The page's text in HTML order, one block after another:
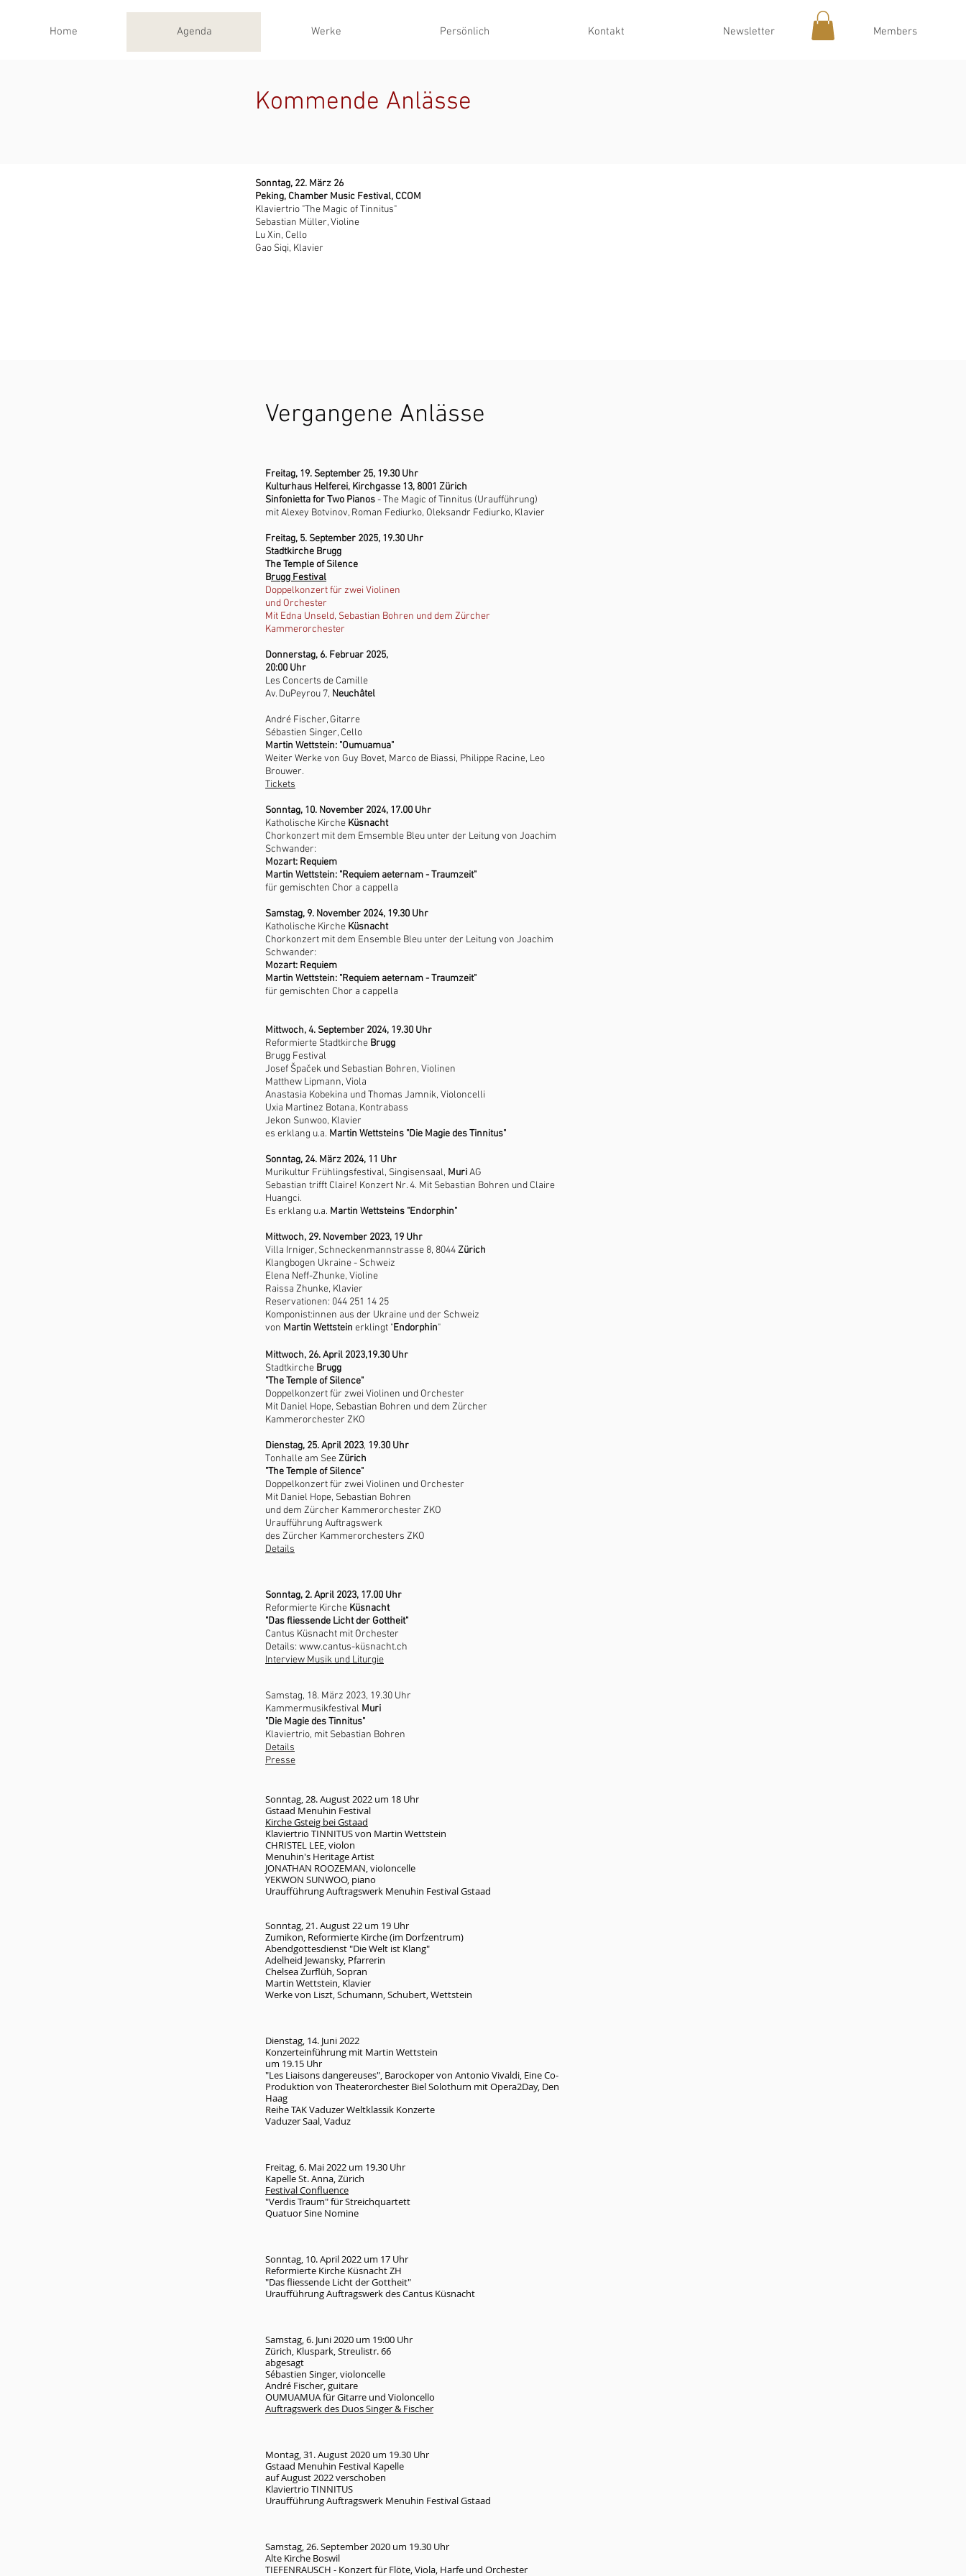
Home Agenda Werke Persönlich Kontakt Newsletter Members
Kommende Anlässe
Sonntag, 22. März 26
Peking, Chamber Music Festival, CCOM
Klaviertrio "The Magic of Tinnitus"
Sebastian Müller, Violine
Lu Xin, Cello
Gao Siqi, Klavier
Vergangene Anlässe
Freitag, 19. September 25, 19.30 Uhr
Kulturhaus Helferei, Kirchgasse 13, 8001 Zürich​
Sinfonietta for Two Pianos- The Magic of Tinnitus (Uraufführung)
mit Alexey Botvinov, Roman Fediurko, Oleksandr Fediurko, Klavier
Freitag, 5. September 2025, 19.30 Uhr
Stadtkirche Brugg
The Temple of Silence
Brugg Festival
Doppelkonzert für zwei Violinen
und Orchester
Mit Edna Unseld, Sebastian Bohren und dem Zürcher
Kammerorchester
Donnerstag, 6. Februar 2025,
20:00 Uhr
Les Concerts de Camille
Av. DuPeyrou 7, Neuchâtel
André Fischer, Gitarre
Sébastien Singer, Cello
Martin Wettstein: "Oumuamua"
Weiter Werke von Guy Bovet, Marco de Biassi, Philippe Racine, Leo
Brouwer.
Tickets
Sonntag, 10. November 2024, 17.00 Uhr
Katholische Kirche Küsnacht
Chorkonzert mit dem Emsemble Bleu unter der Leitung von Joachim
Schwander:​
Mozart: Requiem
Martin Wettstein: "Requiem aeternam - Traumzeit"
für gemischten Chor a cappella
Samstag, 9. November 2024, 19.30 Uhr
Katholische Kirche Küsnacht
Chorkonzert mit dem Ensemble Bleu unter der Leitung von Joachim
Schwander:​
Mozart: Requiem
Martin Wettstein: "Requiem aeternam - Traumzeit"
für gemischten Chor a cappella
Mittwoch, 4. September 2024, 19.30 Uhr
Reformierte Stadtkirche Brugg
Brugg Festival​
Josef Špaček und Sebastian Bohren, Violinen
Matthew Lipmann, Viola
Anastasia Kobekina und Thomas Jamnik, Violoncelli
Uxia Martinez Botana, Kontrabass
Jekon Sunwoo, Klavier
es erklang u.a. Martin Wettsteins "Die Magie des Tinnitus"
Sonntag, 24. März 2024, 11 Uhr
Murikultur Frühlingsfestival, Singisensaal, MuriAG
Sebastian trifft Claire! Konzert Nr. 4. Mit Sebastian Bohren und Claire
Huangci.
Es erklang u.a. Martin Wettsteins "Endorphin"
Mittwoch, 29. November 2023, 19 Uhr
Villa Irniger, Schneckenmannstrasse 8, 8044Zürich
Klangbogen Ukraine - Schweiz
Elena Neff-Zhunke, Violine
Raissa Zhunke, Klavier
Reservationen: 044 251 14 25
Komponist:innen aus der Ukraine und der Schweiz
von Martin Wettstein erklingt "Endorphin"
Mittwoch, 26. April 2023,19.30 Uhr
Stadtkirche Brugg
"The Temple of Silence"
Doppelkonzert für zwei Violinen und Orchester
Mit Daniel Hope, Sebastian Bohren und dem Zürcher
Kammerorchester ZKO
Dienstag, 25. April 2023, 19.30 Uhr
Tonhalle am SeeZürich
"The Temple of Silence"
Doppelkonzert für zwei Violinen und Orchester
Mit Daniel Hope, Sebastian Bohren
und dem Zürcher Kammerorchester ZKO
Uraufführung Auftragswerk
des Zürcher Kammerorchesters ZKO
Details
Sonntag, 2. April 2023, 17.00 Uhr
Reformierte Kirche Küsnacht
"Das fliessende Licht der Gottheit"
Cantus Küsnacht mit Orchester
Details: www.cantus-küsnacht.ch
Interview Musik und Liturgie
Samstag, 18. März 2023, 19.30 Uhr
Kammermusikfestival Muri
"Die Magie des Tinnitus"
Klaviertrio, mit Sebastian Bohren
Details
Presse
Sonntag, 28. August 2022 um 18 Uhr
Gstaad Menuhin Festival
Kirche Gsteig bei Gstaad
Klaviertrio TINNITUS von Martin Wettstein
CHRISTEL LEE, violon
Menuhin's Heritage Artist
JONATHAN ROOZEMAN, violoncelle
YEKWON SUNWOO, piano
Uraufführung Auftragswerk Menuhin Festival Gstaad
Sonntag, 21. August 22 um 19 Uhr
Zumikon, Reformierte Kirche (im Dorfzentrum)
Abendgottesdienst "Die Welt ist Klang"
Adelheid Jewansky, Pfarrerin
Chelsea Zurflüh, Sopran
Martin Wettstein, Klavier
Werke von Liszt, Schumann, Schubert, Wettstein
Dienstag, 14. Juni 2022
Konzerteinführung mit Martin Wettstein
um 19.15 Uhr
"Les Liaisons dangereuses", Barockoper von Antonio Vivaldi, Eine Co-
Produktion von Theaterorchester Biel Solothurn mit Opera2Day, Den
Haag
Reihe TAK Vaduzer Weltklassik Konzerte
Vaduzer Saal, Vaduz​
Freitag, 6. Mai 2022 um 19.30 Uhr
Kapelle St. Anna, Zürich
Festival Confluence
"Verdis Traum" für Streichquartett
Quatuor Sine Nomine
Sonntag, 10. April 2022 um 17 Uhr
Reformierte Kirche Küsnacht ZH
"Das fliessende Licht der Gottheit"
Uraufführung Auftragswerk des Cantus Küsnacht
Samstag, 6. Juni 2020 um 19:00 Uhr
Zürich, Kluspark, Streulistr. 66
abgesagt
Sébastien Singer, violoncelle
André Fischer, guitare
​OUMUAMUA für Gitarre und Violoncello
Auftragswerk des Duos Singer & Fischer
Montag, 31. August 2020 um 19.30 Uhr
Gstaad Menuhin Festival Kapelle
auf August 2022 verschoben
Klaviertrio TINNITUS
Uraufführung Auftragswerk Menuhin Festival Gstaad
Samstag, 26. September 2020 um 19.30 Uhr
Alte Kirche Boswil
TIEFENRAUSCH - Konzert für Flöte, Viola, Harfe und Orchester